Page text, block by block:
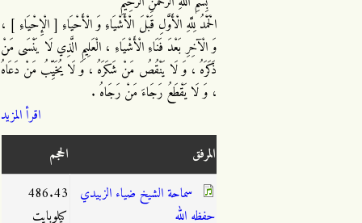
الْحَمْدُ لِلَّهِ الْأَوَّلِ قَبْلَ الْأَشْيَاءِ وَ الْأَحْيَاءِ [ الْإِحْيَاءِ ] ،
وَ الْآخِرِ بَعْدَ فَنَاءِ الْأَشْيَاءِ ، الْعَلِيمِ الَّذِي لَا يَنْسَى مَنْ
ذَكَرَهُ ، وَ لَا يَنْقُصُ مَنْ شَكَرَهُ ، وَ لَا يُخَيِّبُ مَنْ دَعَاهُ
، وَ لَا يَقْطَعُ رَجَاءَ مَنْ رَجَاهُ .
اقرأ المزيد
المرفق
الحجم
سماحة الشيخ ضياء الزبيدي
حفظه الله
486.43
كيلوبايت